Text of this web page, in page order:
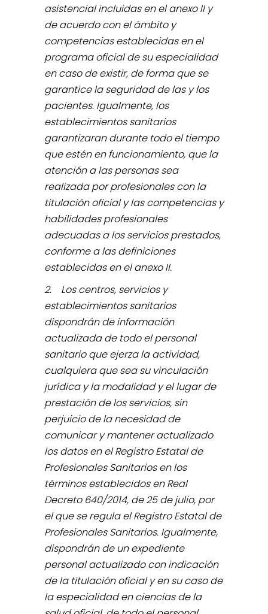
asistencial incluidas en el anexo II y
de acuerdo con el ámbito y
competencias establecidas en el
programa oficial de su especialidad
en caso de existir, de forma que se
garantice la seguridad de las y los
pacientes. Igualmente, los
establecimientos sanitarios
garantizaran durante todo el tiempo
que estén en funcionamiento, que la
atención a las personas sea
realizada por profesionales con la
titulación oficial y las competencias y
habilidades profesionales
adecuadas a los servicios prestados,
conforme a las definiciones
establecidas en el anexo II.
2. Los centros, servicios y
establecimientos sanitarios
dispondrán de información
actualizada de todo el personal
sanitario que ejerza la actividad,
cualquiera que sea su vinculación
jurídica y la modalidad y el lugar de
prestación de los servicios, sin
perjuicio de la necesidad de
comunicar y mantener actualizado
los datos en el Registro Estatal de
Profesionales Sanitarios en los
términos establecidos en Real
Decreto 640/2014, de 25 de julio, por
el que se regula el Registro Estatal de
Profesionales Sanitarios. Igualmente,
dispondrán de un expediente
personal actualizado con indicación
de la titulación oficial y en su caso de
la especialidad en ciencias de la